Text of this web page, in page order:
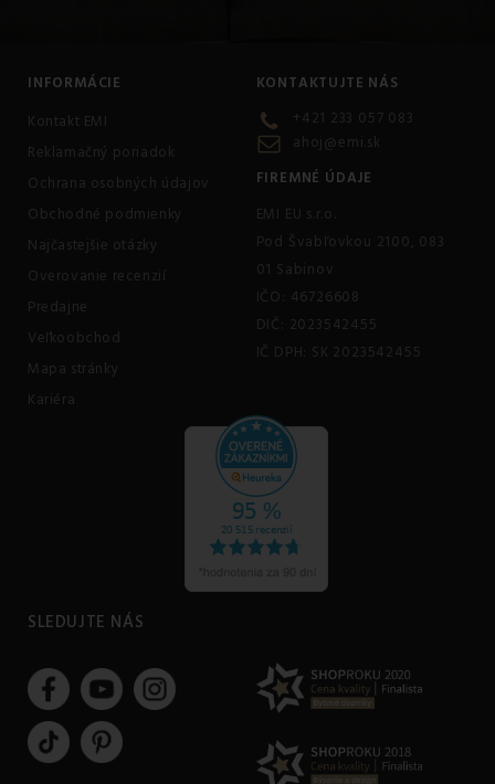
INFORMÁCIE
Kontakt EMI
Reklamačný poriadok
Ochrana osobných údajov
Obchodné podmienky
Najčastejšie otázky
Overovanie recenzií
Predajne
Veľkoobchod
Mapa stránky
Kariéra
KONTAKTUJTE NÁS
+421 233 057 083
ahoj@emi.sk
FIREMNÉ ÚDAJE
EMI EU s.r.o.
Pod Švabľovkou 2100, 083
01 Sabinov
IČO: 46726608
DIČ: 2023542455
IČ DPH: SK 2023542455
SLEDUJTE NÁS